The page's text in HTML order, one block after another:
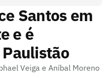
Santos em
e é
Veiga e Aníbal Moreno